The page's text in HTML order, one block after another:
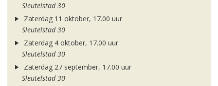
Sleutelstad 30
Zaterdag 11 oktober, 17.00 uur
Sleutelstad 30
Zaterdag 4 oktober, 17.00 uur
Sleutelstad 30
Zaterdag 27 september, 17.00 uur
Sleutelstad 30